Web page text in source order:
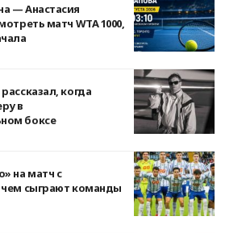
— Анастасия
матч WTA 1000,
когда
в
боксе
на матч с
чем сыграют команды